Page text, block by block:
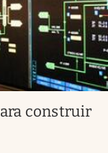
construir